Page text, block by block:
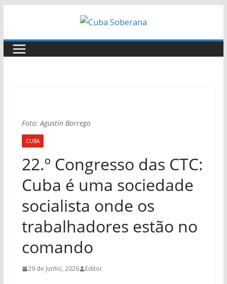
Foto: Agustín Borrego
CUBA
22.º Congresso das CTC:
Cuba é uma sociedade
socialista onde os
trabalhadores estão no
comando
29 de Junho, 2026 Editor